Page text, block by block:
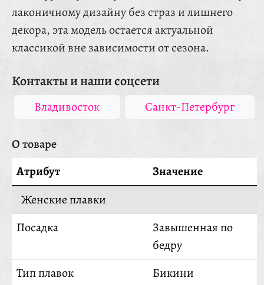
лаконичному дизайну без страз и лишнего
декора, эта модель остается актуальной
классикой вне зависимости от сезона.
Контакты и наши соцсети
Владивосток Санкт-Петербург
О товаре
Атрибут
Значение
Женские плавки
Посадка
Завышенная по
бедру
Тип плавок
Бикини